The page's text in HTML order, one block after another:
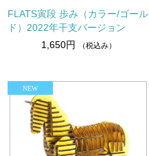
FLATS寅段 歩み（カラー/ゴール
ド）2022年干支バージョン
1,650円
（税込み）